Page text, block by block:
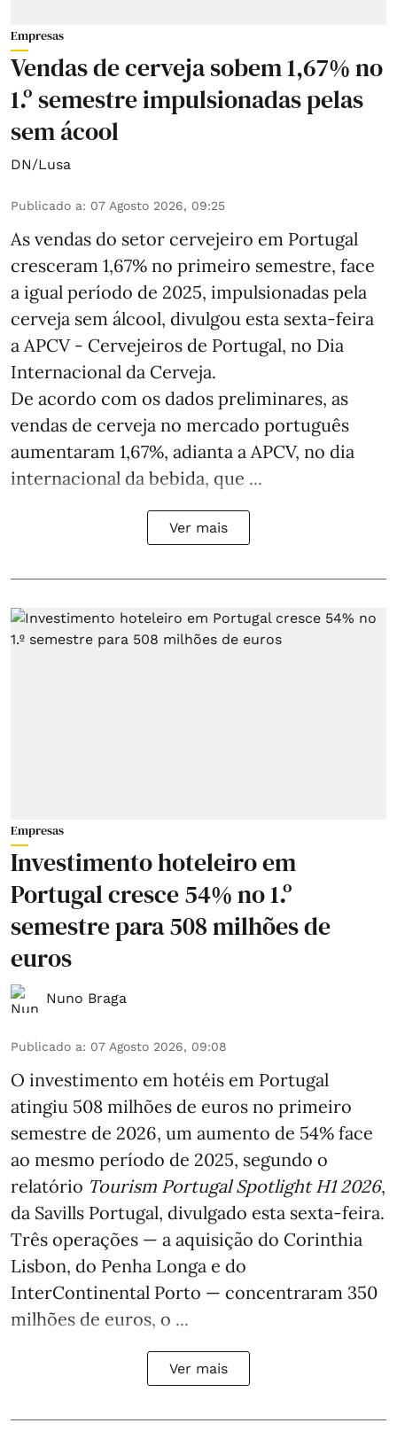
Empresas
Vendas de cerveja sobem 1,67% no
1.º semestre impulsionadas pelas
sem ácool
DN/Lusa
Publicado a: 07 Agosto 2026, 09:25
As vendas do setor cervejeiro em Portugal
cresceram 1,67% no primeiro semestre, face
a igual período de 2025, impulsionadas pela
cerveja sem álcool, divulgou esta sexta-feira
a APCV - Cervejeiros de Portugal, no Dia
Internacional da Cerveja.
De acordo com os dados preliminares, as
vendas de cerveja no mercado português
aumentaram 1,67%, adianta a APCV, no dia
internacional da bebida, que ...
Ver mais
Empresas
Investimento hoteleiro em
Portugal cresce 54% no 1.º
semestre para 508 milhões de
euros
Nuno Braga
Publicado a: 07 Agosto 2026, 09:08
O investimento em hotéis em Portugal
atingiu 508 milhões de euros no primeiro
semestre de 2026, um aumento de 54% face
ao mesmo período de 2025, segundo o
relatório Tourism Portugal Spotlight H1 2026,
da Savills Portugal, divulgado esta sexta-feira.
Três operações — a aquisição do Corinthia
Lisbon, do Penha Longa e do
InterContinental Porto — concentraram 350
milhões de euros, o ...
Ver mais